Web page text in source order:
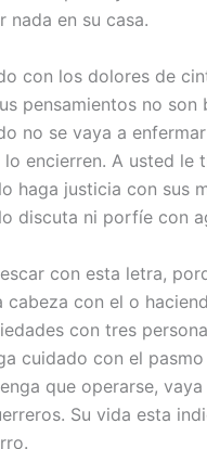
nada en su casa.
con los dolores de
pensamientos no
no se vaya a
lo encierren. A usted le
haga justicia con sus
discuta ni porfíe con
con esta letra,
cabeza con el o
con tres
cuidado con el
que operarse,
Su vida esta